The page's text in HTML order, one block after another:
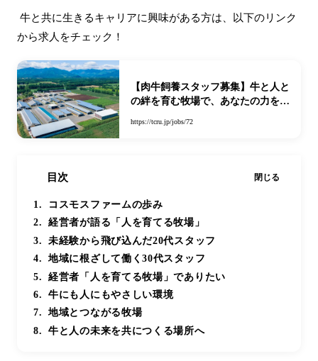
牛と共に生きるキャリアに興味がある方は、以下のリンク
から求人をチェック！
【肉牛飼養スタッフ募集】牛と人と
の絆を育む牧場で、あなたの力を貸
（十勝清水コスモスファーム） | 帯
https://tcru.jp/jobs/72
目次 閉じる
コスモスファームの歩み
経営者が語る「人を育てる牧場」
未経験から飛び込んだ20代スタッフ
地域に根ざして働く30代スタッフ
経営者「人を育てる牧場」でありたい
牛にも人にもやさしい環境
地域とつながる牧場
牛と人の未来を共につくる場所へ